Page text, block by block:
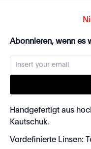
Abonnieren, wenn es
Handgefertigt aus
Kautschuk.
Vordefinierte Linsen: